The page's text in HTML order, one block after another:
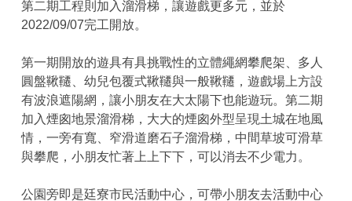
第二期工程則加入溜滑梯，讓遊戲更多元，並於
2022/09/07完工開放。
第一期開放的遊具有具挑戰性的立體繩網攀爬架、多人
圓盤鞦韆、幼兒包覆式鞦韆與一般鞦韆，遊戲場上方設
有波浪遮陽網，讓小朋友在大太陽下也能遊玩。第二期
加入煙囪地景溜滑梯，大大的煙囪外型呈現土城在地風
情，一旁有寬、窄滑道磨石子溜滑梯，中間草坡可滑草
與攀爬，小朋友忙著上上下下，可以消去不少電力。
公園旁即是廷寮市民活動中心，可帶小朋友去活動中心